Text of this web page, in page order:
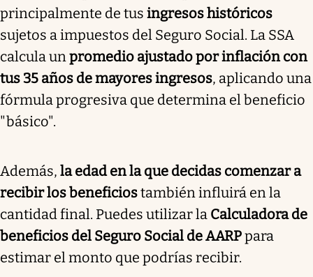
principalmente de tus ingresos históricos
sujetos a impuestos del Seguro Social. La SSA
calcula un promedio ajustado por inflación con
tus 35 años de mayores ingresos, aplicando una
fórmula progresiva que determina el beneficio
"básico".
Además, la edad en la que decidas comenzar a
recibir los beneficiostambién influirá en la
cantidad final. Puedes utilizar la Calculadora de
beneficios del Seguro Social de AARPpara
estimar el monto que podrías recibir.